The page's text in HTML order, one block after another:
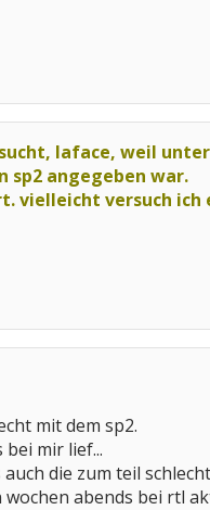
laface, weil unter
sp2 angegeben war.
vielleicht versuch ich
mit dem sp2.
mir lief...
die zum teil
abends bei rtl